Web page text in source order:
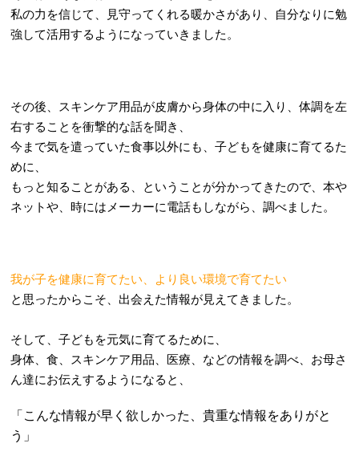
私の力を信じて、見守ってくれる暖かさがあり、自分なりに勉
強して活用するようになっていきました。
その後、スキンケア用品が皮膚から身体の中に入り、体調を左
右することを衝撃的な話を聞き、
今まで気を遣っていた食事以外にも、子どもを健康に育てるた
めに、
もっと知ることがある、ということが分かってきたので、本や
ネットや、時にはメーカーに電話もしながら、調べました。
我が子を健康に育てたい、より良い環境で育てたい
と思ったからこそ、出会えた情報が見えてきました。
そして、子どもを元気に育てるために、
身体、食、スキンケア用品、医療、などの情報を調べ、お母さ
ん達にお伝えするようになると、
「こんな情報が早く欲しかった、貴重な情報をありがと
う」